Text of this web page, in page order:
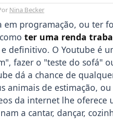
Nina Becker
em programação, ou ter
ter uma renda
definitivo. O Youtube é
fazer o "teste do sofá"
dá a chance de
animais de estimação,
da internet lhe
a cantar, dançar,